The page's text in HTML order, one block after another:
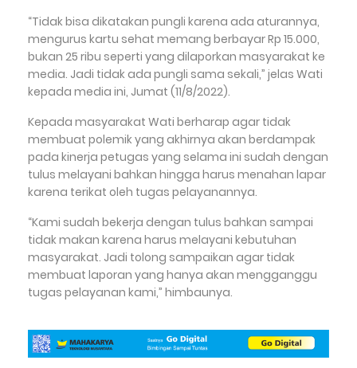
“Tidak bisa dikatakan pungli karena ada aturannya,
mengurus kartu sehat memang berbayar Rp 15.000,
bukan 25 ribu seperti yang dilaporkan masyarakat ke
media. Jadi tidak ada pungli sama sekali,” jelas Wati
kepada media ini, Jumat (11/8/2022).
Kepada masyarakat Wati berharap agar tidak
membuat polemik yang akhirnya akan berdampak
pada kinerja petugas yang selama ini sudah dengan
tulus melayani bahkan hingga harus menahan lapar
karena terikat oleh tugas pelayanannya.
“Kami sudah bekerja dengan tulus bahkan sampai
tidak makan karena harus melayani kebutuhan
masyarakat. Jadi tolong sampaikan agar tidak
membuat laporan yang hanya akan mengganggu
tugas pelayanan kami,” himbaunya.